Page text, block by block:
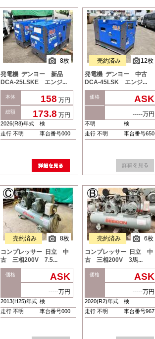
8枚
発電機 デンヨー 新品
DCA-25LSKE エンジ...
本体 158 万円
総額 173.8 万円
2026(R8)年式
検
走行 不明
車台番号000
12枚
売約済み
発電機 デンヨー 中古
DCA-45LSK エンジ...
価格 ASK
-----万円
不明
検
走行 不明
車台番号650
8枚
売約済み
コンプレッサー 日立 中
古 三相200V 7.5...
価格 ASK
-----万円
2013(H25)年式 検
走行 不明
車台番号000
6枚
売約済み
コンプレッサー 日立 中
古 三相200V 3馬...
価格 ASK
-----万円
2020(R2)年式
検
走行 不明
車台番号967